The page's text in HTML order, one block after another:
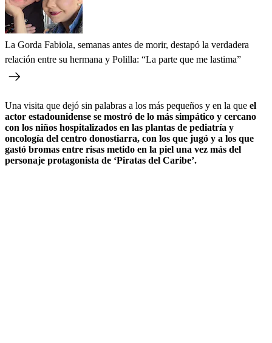
La Gorda Fabiola, semanas antes de morir, destapó la verdadera
relación entre su hermana y Polilla: “La parte que me lastima”
Una visita que dejó sin palabras a los más pequeños y en la que el
actor estadounidense se mostró de lo más simpático y cercano
con los niños hospitalizados en las plantas de pediatría y
oncología del centro donostiarra, con los que jugó y a los que
gastó bromas entre risas metido en la piel una vez más del
personaje protagonista de ‘Piratas del Caribe’.